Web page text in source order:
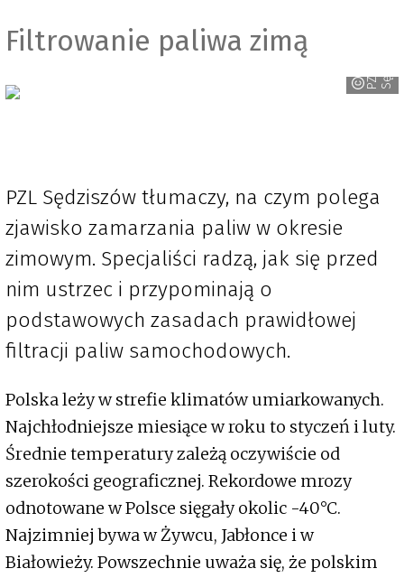
Filtrowanie paliwa zimą
P
Z
L
S
ę
d
z
i
s
z
ó
PZL Sędziszów tłumaczy, na czym polega
zjawisko zamarzania paliw w okresie
zimowym. Specjaliści radzą, jak się przed
nim ustrzec i przypominają o
podstawowych zasadach prawidłowej
filtracji paliw samochodowych.
Polska leży w strefie klimatów umiarkowanych.
Najchłodniejsze miesiące w roku to styczeń i luty.
Średnie temperatury zależą oczywiście od
szerokości geograficznej. Rekordowe mrozy
odnotowane w Polsce sięgały okolic -40°C.
Najzimniej bywa w Żywcu, Jabłonce i w
Białowieży. Powszechnie uważa się, że polskim